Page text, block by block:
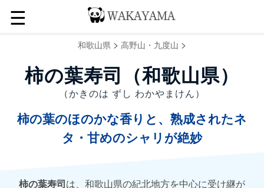
☰
和歌山県 > 高野山・九度山 >
柿の葉寿司（和歌山県）
（かきのは ずし わかやまけん）
柿の葉のほのかな香りと、熟成されたネ
タ・甘めのシャリが絶妙
柿の葉寿司は、和歌山県の紀北地方を中心に受け継が